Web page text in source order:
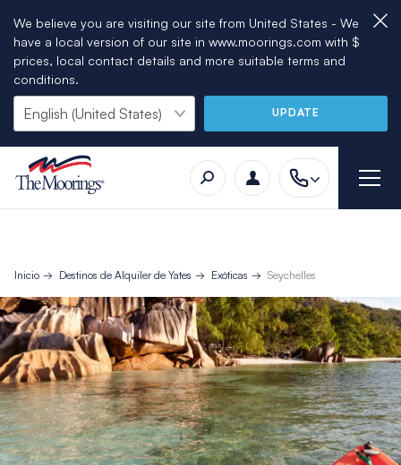
We believe you are visiting our site from United States - We
have a local version of our site in www.moorings.com with $
prices, local contact details and more suitable terms and
conditions.
UPDATE
Inicio Destinos de Alquiler de Yates Exóticas Seychelles